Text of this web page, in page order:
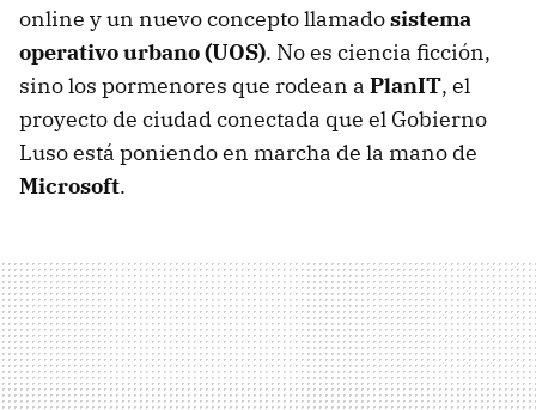
online y un nuevo concepto llamadosistema
operativo urbano (UOS). No es ciencia ficción,
sino los pormenores que rodean a PlanIT, el
proyecto de ciudad conectada que el Gobierno
Luso está poniendo en marcha de la mano de
Microsoft.